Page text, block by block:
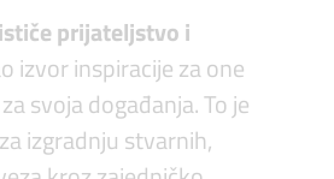
prijateljstvo i
izvor inspiracije za one
svoja događanja. To je
izgradnju stvarnih,